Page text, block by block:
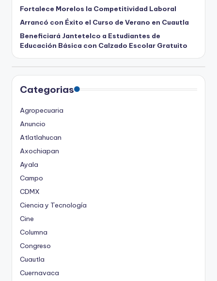
Fortalece Morelos la Competitividad Laboral
Arrancó con Éxito el Curso de Verano en Cuautla
Beneficiará Jantetelco a Estudiantes de
Educación Básica con Calzado Escolar Gratuito
Categorias
Agropecuaria
Anuncio
Atlatlahucan
Axochiapan
Ayala
Campo
CDMX
Ciencia y Tecnología
Cine
Columna
Congreso
Cuautla
Cuernavaca